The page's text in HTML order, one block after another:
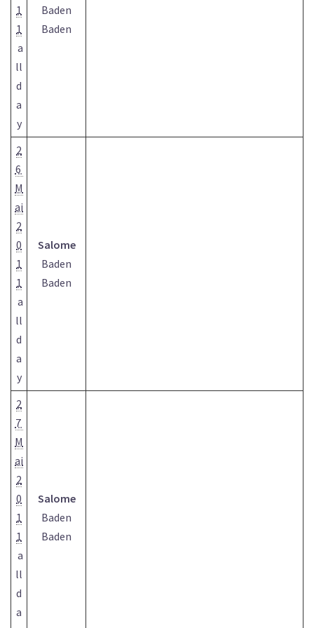
1
1
a
ll
d
a
y
Baden
Baden
2
6
M
ai
2
0
1
1
a
ll
d
a
y
Salome
Baden
Baden
2
7
M
ai
2
0
1
1
a
ll
d
a
Salome
Baden
Baden